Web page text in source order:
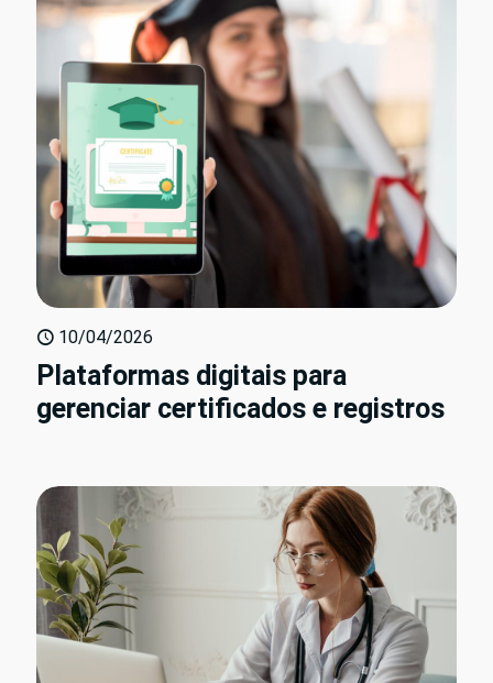
10/04/2026
Plataformas digitais para
gerenciar certificados e registros